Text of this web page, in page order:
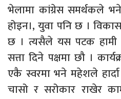
भेलामा कांग्रेस समर्थकले
होइन।, युवा पनि छ ।
छ । त्यसैले यस पटक हामी
सत्ता दिने पक्षमा छौ ।
एकै स्वरमा भने महेशले
चासो र सरोकार राखेर